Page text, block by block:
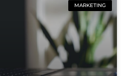
MARKETING